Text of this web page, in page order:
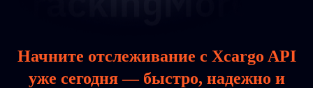
Начните отслеживание с Xcargo API
уже сегодня — быстро, надежно и